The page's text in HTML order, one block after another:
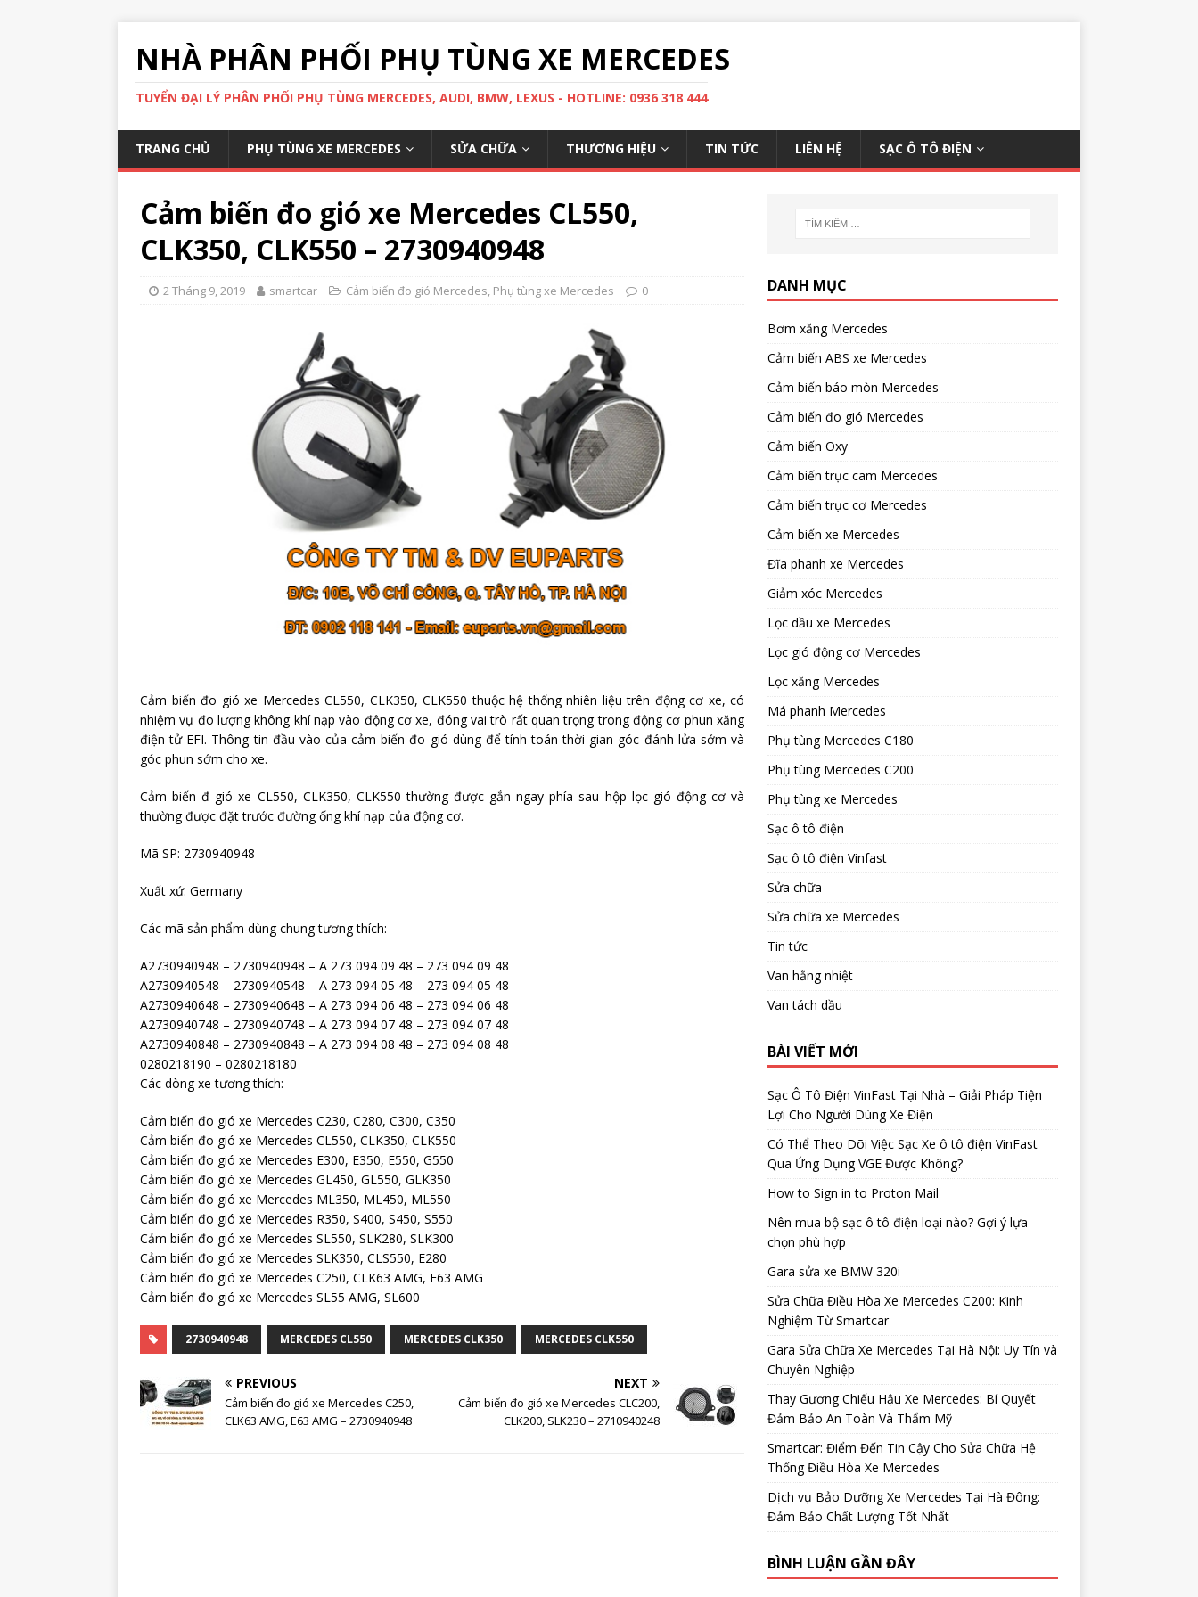
NHÀ PHÂN PHỐI PHỤ TÙNG XE MERCEDES
TUYỂN ĐẠI LÝ PHÂN PHỐI PHỤ TÙNG MERCEDES, AUDI, BMW, LEXUS - HOTLINE: 0936 318 444
TRANG CHỦ PHỤ TÙNG XE MERCEDES SỬA CHỮA THƯƠNG HIỆU TIN TỨC LIÊN HỆ SẠC Ô TÔ ĐIỆN
Cảm biến đo gió xe Mercedes CL550,
CLK350, CLK550 – 2730940948
2 Tháng 9, 2019 smartcar Cảm biến đo gió Mercedes, Phụ tùng xe Mercedes 0
Cảm biến đo gió xe Mercedes CL550, CLK350, CLK550 thuộc hệ thống nhiên liệu trên động cơ xe, có
nhiệm vụ đo lượng không khí nạp vào động cơ xe, đóng vai trò rất quan trọng trong động cơ phun xăng
điện tử EFI. Thông tin đầu vào của cảm biến đo gió dùng để tính toán thời gian góc đánh lửa sớm và
góc phun sớm cho xe.
Cảm biến đ gió xe CL550, CLK350, CLK550 thường được gắn ngay phía sau hộp lọc gió động cơ và
thường được đặt trước đường ống khí nạp của động cơ.
Mã SP: 2730940948
Xuất xứ: Germany
Các mã sản phẩm dùng chung tương thích:
A2730940948 – 2730940948 – A 273 094 09 48 – 273 094 09 48
A2730940548 – 2730940548 – A 273 094 05 48 – 273 094 05 48
A2730940648 – 2730940648 – A 273 094 06 48 – 273 094 06 48
A2730940748 – 2730940748 – A 273 094 07 48 – 273 094 07 48
A2730940848 – 2730940848 – A 273 094 08 48 – 273 094 08 48
0280218190 – 0280218180
Các dòng xe tương thích:
Cảm biến đo gió xe Mercedes C230, C280, C300, C350
Cảm biến đo gió xe Mercedes CL550, CLK350, CLK550
Cảm biến đo gió xe Mercedes E300, E350, E550, G550
Cảm biến đo gió xe Mercedes GL450, GL550, GLK350
Cảm biến đo gió xe Mercedes ML350, ML450, ML550
Cảm biến đo gió xe Mercedes R350, S400, S450, S550
Cảm biến đo gió xe Mercedes SL550, SLK280, SLK300
Cảm biến đo gió xe Mercedes SLK350, CLS550, E280
Cảm biến đo gió xe Mercedes C250, CLK63 AMG, E63 AMG
Cảm biến đo gió xe Mercedes SL55 AMG, SL600
2730940948 MERCEDES CL550 MERCEDES CLK350 MERCEDES CLK550
PREVIOUS
Cảm biến đo gió xe Mercedes C250,
CLK63 AMG, E63 AMG – 2730940948
NEXT
Cảm biến đo gió xe Mercedes CLC200,
CLK200, SLK230 – 2710940248
DANH MỤC
Bơm xăng Mercedes
Cảm biến ABS xe Mercedes
Cảm biến báo mòn Mercedes
Cảm biến đo gió Mercedes
Cảm biến Oxy
Cảm biến trục cam Mercedes
Cảm biến trục cơ Mercedes
Cảm biến xe Mercedes
Đĩa phanh xe Mercedes
Giảm xóc Mercedes
Lọc dầu xe Mercedes
Lọc gió động cơ Mercedes
Lọc xăng Mercedes
Má phanh Mercedes
Phụ tùng Mercedes C180
Phụ tùng Mercedes C200
Phụ tùng xe Mercedes
Sạc ô tô điện
Sạc ô tô điện Vinfast
Sửa chữa
Sửa chữa xe Mercedes
Tin tức
Van hằng nhiệt
Van tách dầu
BÀI VIẾT MỚI
Sạc Ô Tô Điện VinFast Tại Nhà – Giải Pháp Tiện
Lợi Cho Người Dùng Xe Điện
Có Thể Theo Dõi Việc Sạc Xe ô tô điện VinFast
Qua Ứng Dụng VGE Được Không?
How to Sign in to Proton Mail
Nên mua bộ sạc ô tô điện loại nào? Gợi ý lựa
chọn phù hợp
Gara sửa xe BMW 320i
Sửa Chữa Điều Hòa Xe Mercedes C200: Kinh
Nghiệm Từ Smartcar
Gara Sửa Chữa Xe Mercedes Tại Hà Nội: Uy Tín và
Chuyên Nghiệp
Thay Gương Chiếu Hậu Xe Mercedes: Bí Quyết
Đảm Bảo An Toàn Và Thẩm Mỹ
Smartcar: Điểm Đến Tin Cậy Cho Sửa Chữa Hệ
Thống Điều Hòa Xe Mercedes
Dịch vụ Bảo Dưỡng Xe Mercedes Tại Hà Đông:
Đảm Bảo Chất Lượng Tốt Nhất
BÌNH LUẬN GẦN ĐÂY